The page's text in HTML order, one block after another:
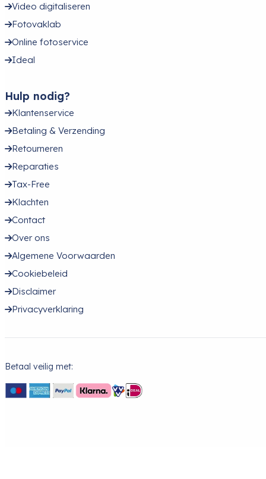
Video digitaliseren
Fotovaklab
Online fotoservice
Ideal
Hulp nodig?
Klantenservice
Betaling & Verzending
Retourneren
Reparaties
Tax-Free
Klachten
Contact
Over ons
Algemene Voorwaarden
Cookiebeleid
Disclaimer
Privacyverklaring
Betaal veilig met: